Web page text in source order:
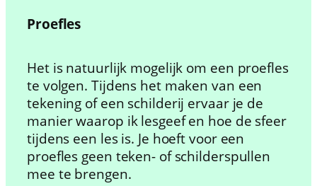
Proefles
Het is natuurlijk mogelijk om een proefles
te volgen. Tijdens het maken van een
tekening of een schilderij ervaar je de
manier waarop ik lesgeef en hoe de sfeer
tijdens een les is. Je hoeft voor een
proefles geen teken- of schilderspullen
mee te brengen.